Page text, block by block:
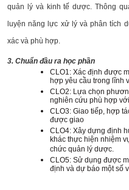
quản lý và kinh tế dược. Thông
luyện năng lực xử lý và phân tích
xác và phù hợp.
3. Chuẩn đầu ra học phần
CLO1: Xác định được
hợp yêu cầu trong lĩnh
CLO2: Lựa chọn
nghiên cứu phù hợp
CLO3: Giao tiếp, hợp
được giao
CLO4: Xây dựng định
khác thực hiện nhiệm
chức quản lý dược.
CLO5: Sử dụng được
định và dự báo một số